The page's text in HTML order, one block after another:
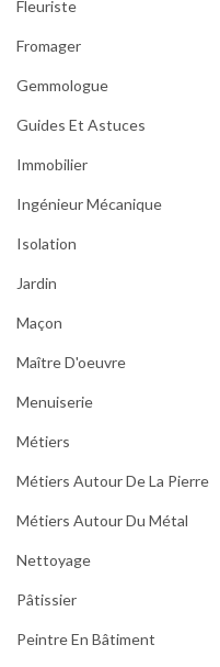
Fleuriste
Fromager
Gemmologue
Guides Et Astuces
Immobilier
Ingénieur Mécanique
Isolation
Jardin
Maçon
Maître D'oeuvre
Menuiserie
Métiers
Métiers Autour De La Pierre
Métiers Autour Du Métal
Nettoyage
Pâtissier
Peintre En Bâtiment